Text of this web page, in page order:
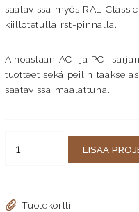
saatavissa myös RAL
kiillotetulla rst-pinnalla.
Ainoastaan AC- ja PC -
tuotteet sekä peilin taakse
saatavissa maalattuna.
LISÄÄ
Tuotekortti